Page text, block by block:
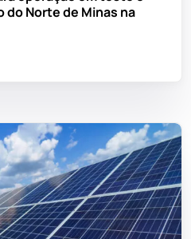
Norte de Minas na